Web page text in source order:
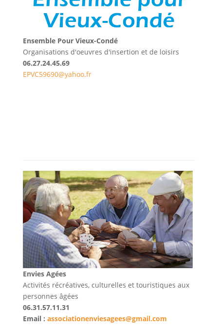
Ensemble Pour Vieux-Condé
Organisations d'oeuvres d'insertion et de loisirs
06.27.24.45.69
EPVC59690@yahoo.fr
Envies Agées
Activités récréatives, culturelles et touristiques aux
personnes âgées
06.31.57.11.31
Email : associationenviesagees@gmail.com